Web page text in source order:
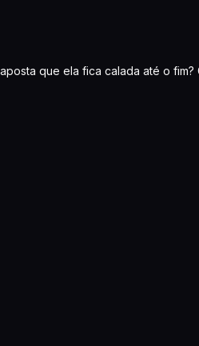
que ela fica calada até o fim?